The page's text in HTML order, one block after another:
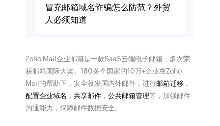
冒充邮箱域名诈骗怎么防范？外贸
人必须知道
Zoho Mail企业邮箱是一款SaaS云端电子邮箱，多次荣
获邮箱国际大奖。180多个国家的10万+企业在Zoho
Mail的帮助下，安全收发国内外邮件，进行邮箱迁移 ，
配置企业域名 ， 共享邮件， 公共邮箱管理等，加强邮件
沟通能力，保障邮件数据安全。